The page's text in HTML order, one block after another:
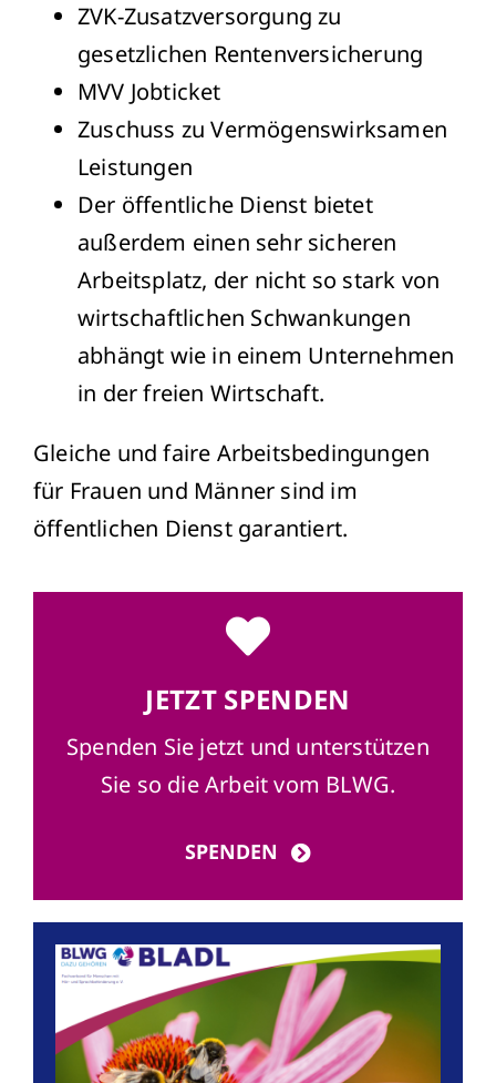
ZVK-Zusatzversorgung zu
gesetzlichen Rentenversicherung
MVV Jobticket
Zuschuss zu Vermögenswirksamen
Leistungen
Der öffentliche Dienst bietet
außerdem einen sehr sicheren
Arbeitsplatz, der nicht so stark von
wirtschaftlichen Schwankungen
abhängt wie in einem Unternehmen
in der freien Wirtschaft.
Gleiche und faire Arbeitsbedingungen
für Frauen und Männer sind im
öffentlichen Dienst garantiert.
JETZT SPENDEN
Spenden Sie jetzt und unterstützen
Sie so die Arbeit vom BLWG.
SPENDEN